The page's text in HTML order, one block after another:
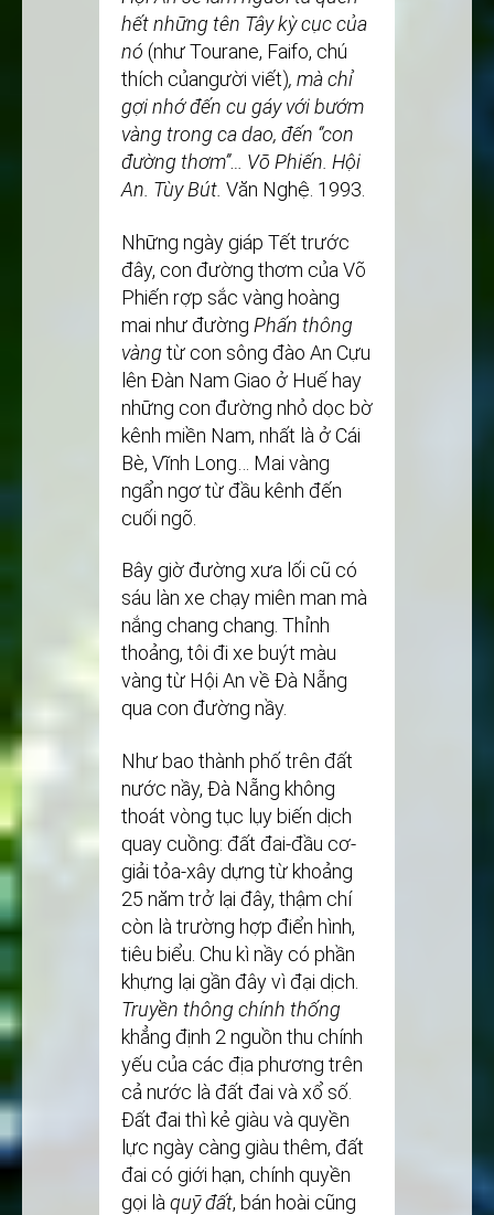
hết những tên Tây kỳ cục của
nó (như Tourane, Faifo, chú
thích củangười viết), mà chỉ
gợi nhớ đến cu gáy với bướm
vàng trong ca dao, đến ‘’con
đường thơm’’… Võ Phiến. Hội
An. Tùy Bút. Văn Nghệ. 1993.
Những ngày giáp Tết trước
đây, con đường thơm của Võ
Phiến rợp sắc vàng hoàng
mai như đường Phấn thông
vàng từ con sông đào An Cựu
lên Đàn Nam Giao ở Huế hay
những con đường nhỏ dọc bờ
kênh miền Nam, nhất là ở Cái
Bè, Vĩnh Long… Mai vàng
ngẩn ngơ từ đầu kênh đến
cuối ngõ.
Bây giờ đường xưa lối cũ có
sáu làn xe chạy miên man mà
nắng chang chang. Thỉnh
thoảng, tôi đi xe buýt màu
vàng từ Hội An về Đà Nẵng
qua con đường nầy.
Như bao thành phố trên đất
nước nầy, Đà Nẵng không
thoát vòng tục lụy biến dịch
quay cuồng: đất đai-đầu cơ-
giải tỏa-xây dựng từ khoảng
25 năm trở lại đây, thậm chí
còn là trường hợp điển hình,
tiêu biểu. Chu kì nầy có phần
khựng lại gần đây vì đại dịch.
Truyền thông chính thống
khẳng định 2 nguồn thu chính
yếu của các địa phương trên
cả nước là đất đai và xổ số.
Đất đai thì kẻ giàu và quyền
lực ngày càng giàu thêm, đất
đai có giới hạn, chính quyền
gọi là quỹ đất, bán hoài cũng